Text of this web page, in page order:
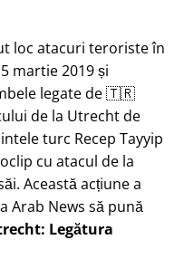
loc atacuri teroriste în
martie 2019 și
legate de 🇹🇷
de la Utrecht de
turc Recep Tayyip
cu atacul de la
Această acțiune a
Arab News să pună
Legătura